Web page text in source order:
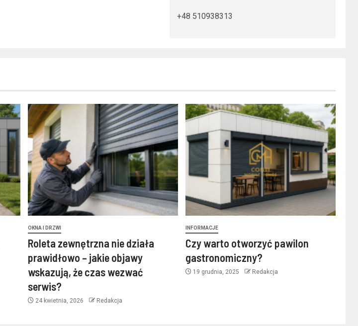
+48 510938313
OKNA I DRZWI
Roleta zewnętrzna nie działa
prawidłowo – jakie objawy
wskazują, że czas wezwać
serwis?
24 kwietnia, 2026 Redakcja
INFORMACJE
Czy warto otworzyć pawilon
gastronomiczny?
19 grudnia, 2025 Redakcja